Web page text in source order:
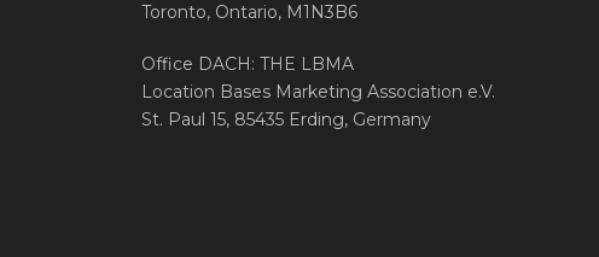
Toronto, Ontario, M1N3B6
Office DACH: THE LBMA
Location Bases Marketing Association e.V.
St. Paul 15, 85435 Erding, Germany